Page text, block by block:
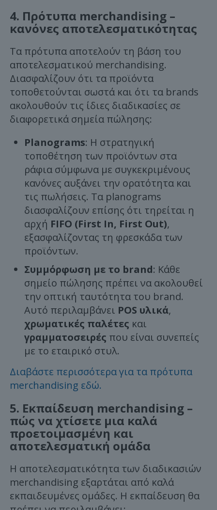
4. Πρότυπα merchandising –
κανόνες αποτελεσματικότητας
Τα πρότυπα αποτελούν τη βάση του
αποτελεσματικού merchandising.
Διασφαλίζουν ότι τα προϊόντα
τοποθετούνται σωστά και ότι τα brands
ακολουθούν τις ίδιες διαδικασίες σε
διαφορετικά σημεία πώλησης:
Planograms: Η στρατηγική
τοποθέτηση των προϊόντων στα
ράφια σύμφωνα με συγκεκριμένους
κανόνες αυξάνει την ορατότητα και
τις πωλήσεις. Τα planograms
διασφαλίζουν επίσης ότι τηρείται η
αρχή FIFO (First In, First Out),
εξασφαλίζοντας τη φρεσκάδα των
προϊόντων.
Συμμόρφωση με το brand: Κάθε
σημείο πώλησης πρέπει να ακολουθεί
την οπτική ταυτότητα του brand.
Αυτό περιλαμβάνει POS υλικά,
χρωματικές παλέτες και
γραμματοσειρές που είναι συνεπείς
με το εταιρικό στυλ.
Διαβάστε περισσότερα για τα πρότυπα
merchandising εδώ.
5. Εκπαίδευση merchandising –
πώς να χτίσετε μια καλά
προετοιμασμένη και
αποτελεσματική ομάδα
Η αποτελεσματικότητα των διαδικασιών
merchandising εξαρτάται από καλά
εκπαιδευμένες ομάδες. Η εκπαίδευση θα